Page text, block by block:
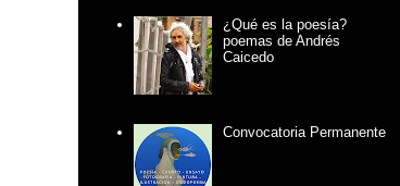
¿Qué es la poesía?
poemas de Andrés
Caicedo
Convocatoria Permanente